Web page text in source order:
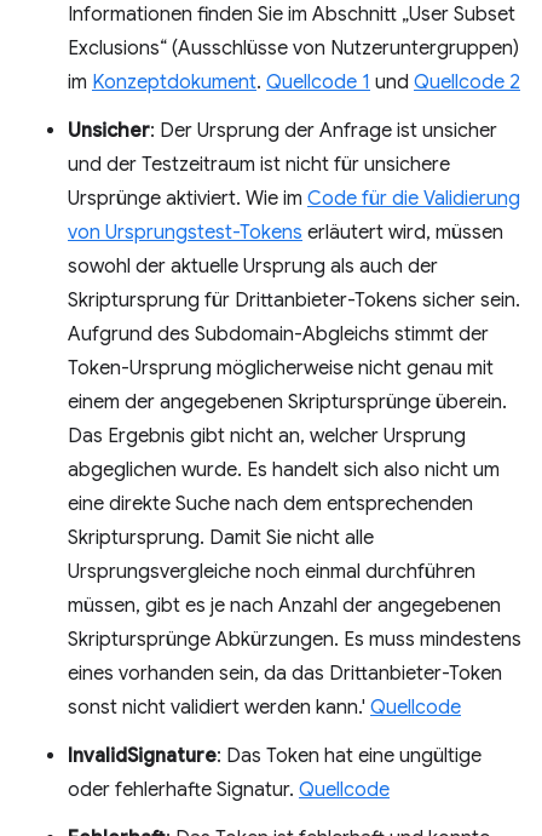
Informationen finden Sie im Abschnitt „User Subset
Exclusions“ (Ausschlüsse von Nutzeruntergruppen)
im Konzeptdokument. Quellcode 1 und Quellcode 2
Unsicher: Der Ursprung der Anfrage ist unsicher
und der Testzeitraum ist nicht für unsichere
Ursprünge aktiviert. Wie im Code für die Validierung
von Ursprungstest-Tokens erläutert wird, müssen
sowohl der aktuelle Ursprung als auch der
Skriptursprung für Drittanbieter-Tokens sicher sein.
Aufgrund des Subdomain-Abgleichs stimmt der
Token-Ursprung möglicherweise nicht genau mit
einem der angegebenen Skriptursprünge überein.
Das Ergebnis gibt nicht an, welcher Ursprung
abgeglichen wurde. Es handelt sich also nicht um
eine direkte Suche nach dem entsprechenden
Skriptursprung. Damit Sie nicht alle
Ursprungsvergleiche noch einmal durchführen
müssen, gibt es je nach Anzahl der angegebenen
Skriptursprünge Abkürzungen. Es muss mindestens
eines vorhanden sein, da das Drittanbieter-Token
sonst nicht validiert werden kann.' Quellcode
InvalidSignature: Das Token hat eine ungültige
oder fehlerhafte Signatur. Quellcode